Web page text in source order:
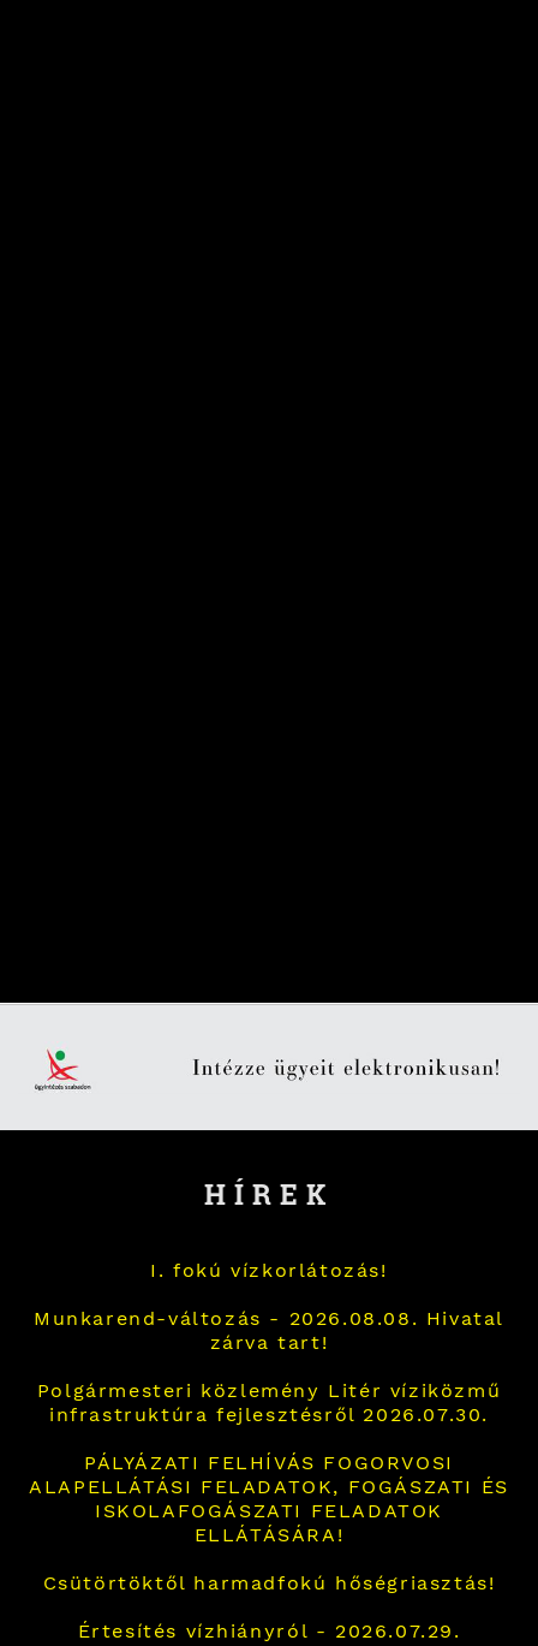
HÍREK
I. fokú vízkorlátozás!
Munkarend-változás - 2026.08.08. Hivatal
zárva tart!
Polgármesteri közlemény Litér víziközmű
infrastruktúra fejlesztésről 2026.07.30.
PÁLYÁZATI FELHÍVÁS FOGORVOSI
ALAPELLÁTÁSI FELADATOK, FOGÁSZATI ÉS
ISKOLAFOGÁSZATI FELADATOK
ELLÁTÁSÁRA!
Csütörtöktől harmadfokú hőségriasztás!
Értesítés vízhiányról - 2026.07.29.